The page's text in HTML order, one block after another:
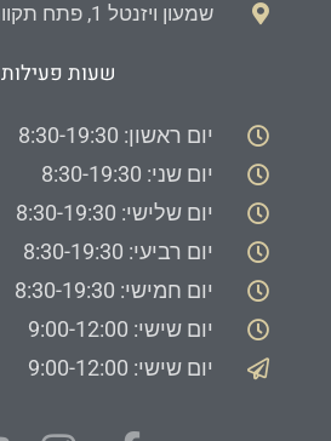
שמעון ויזנטל 1, פתח תקווה
שעות פעילות
יום ראשון: 8:30-19:30
יום שני: 8:30-19:30
יום שלישי: 8:30-19:30
יום רביעי: 8:30-19:30
יום חמישי: 8:30-19:30
יום שישי: 9:00-12:00
יום שישי: 9:00-12:00